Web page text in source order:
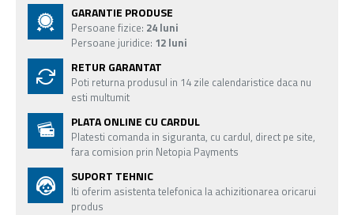
GARANTIE PRODUSE
Persoane fizice: 24 luni
Persoane juridice: 12 luni
RETUR GARANTAT
Poti returna produsul in 14 zile calendaristice daca nu
esti multumit
PLATA ONLINE CU CARDUL
Platesti comanda in siguranta, cu cardul, direct pe site,
fara comision prin Netopia Payments
SUPORT TEHNIC
Iti oferim asistenta telefonica la achizitionarea oricarui
produs